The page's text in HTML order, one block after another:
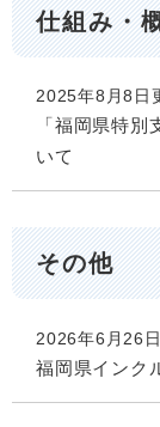
仕組み・
2025年8月8日
「福岡県特
いて
その他
2026年6月26
福岡県インク